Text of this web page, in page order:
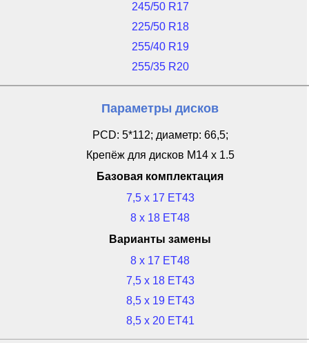
245/50 R17
225/50 R18
255/40 R19
255/35 R20
Параметры дисков
PCD: 5*112; диаметр: 66,5;
Крепёж для дисков M14 x 1.5
Базовая комплектация
7,5 x 17 ET43
8 x 18 ET48
Варианты замены
8 x 17 ET48
7,5 x 18 ET43
8,5 x 19 ET43
8,5 x 20 ET41